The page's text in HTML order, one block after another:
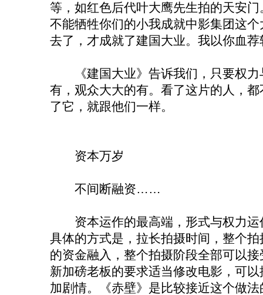
等，如红色后代叶大鹰先生拍的天安
不能牺牲你们的小我成就中影集团这
去了，才成就了建国大业。我以你血
《建国大业》告诉我们，只要权力
有，观众大大的有。看了这片的人，
了它，就跟他们一样。
资本万岁
不间断融资……
资本运作的最高端，形式与权力运
具体的方式是，拉长拍摄时间，整个
的资金融入，整个拍摄阶段全部可以
新加磅老板的要求适当修改电影，可
加剧情。《赤壁》是比较接近这个做